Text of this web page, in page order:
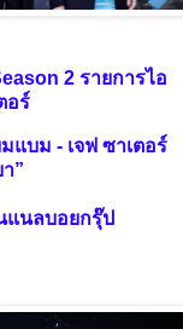
2 รายการไอ
อร์
แบม - เจฟ ซาเตอร์
”
แนลบอยกรุ๊ป